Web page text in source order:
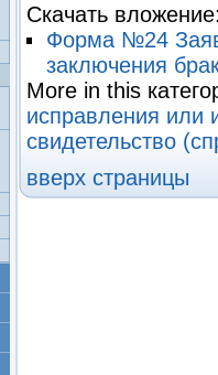
Скачать
Форма №24
заключения
More in this
исправления или
свидетельство
вверх страницы